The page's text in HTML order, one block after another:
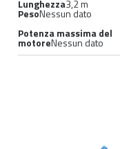
Lunghezza3,2 m
PesoNessun dato
Potenza massima del
motoreNessun dato